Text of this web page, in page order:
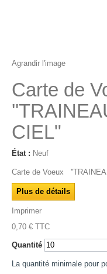
Agrandir l'image
Carte de
CIEL"
État : Neuf
Carte de Voeux
Plus de détails
Imprimer
0,70 € TTC
Quantité
La quantité minimale pour